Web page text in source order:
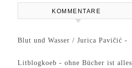
KOMMENTARE
Blut und Wasser / Jurica Pavičić -
Litblogkoeb - ohne Bücher ist alles